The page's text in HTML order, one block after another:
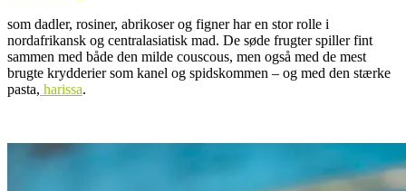
som dadler, rosiner, abrikoser og figner har en stor rolle i
nordafrikansk og centralasiatisk mad. De søde frugter spiller fint
sammen med både den milde couscous, men også med de mest
brugte krydderier som kanel og spidskommen – og med den stærke
pasta, harissa.